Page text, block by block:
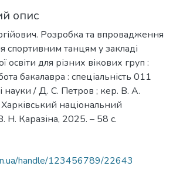
опис
Розробка та впровадження
спортивним танцям у закладі
освіти для різних вікових груп :
бакалавра : спеціальність 011
науки / Д. С. Петров ; кер. В. А.
національний
Н. Каразіна, 2025. – 58 с.
handle/123456789/22643